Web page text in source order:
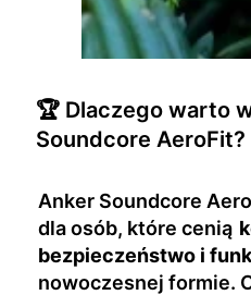
🏆 Dlaczego warto
Soundcore AeroFit?
Anker Soundcore
dla osób, które cenią
bezpieczeństwo i
nowoczesnej formie.